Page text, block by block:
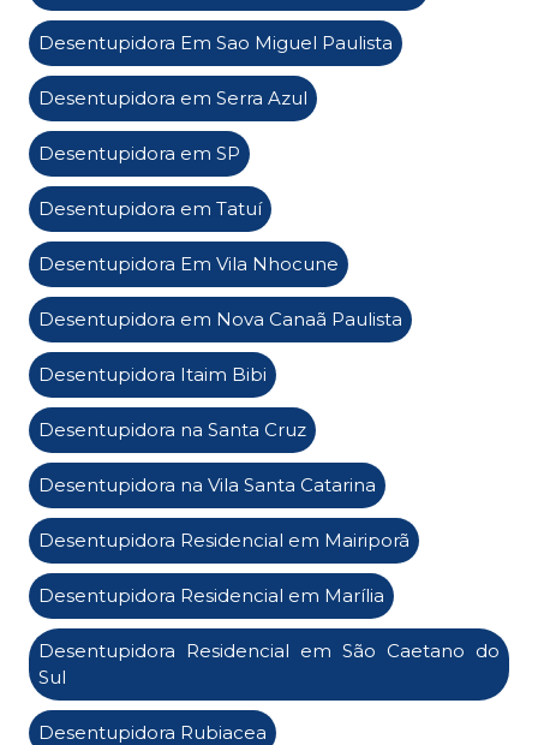
Desentupidora Em Sao Miguel Paulista
Desentupidora em Serra Azul
Desentupidora em SP
Desentupidora em Tatuí
Desentupidora Em Vila Nhocune
Desentupidora em Nova Canaã Paulista
Desentupidora Itaim Bibi
Desentupidora na Santa Cruz
Desentupidora na Vila Santa Catarina
Desentupidora Residencial em Mairiporã
Desentupidora Residencial em Marília
Desentupidora Residencial em São Caetano do
Sul
Desentupidora Rubiacea